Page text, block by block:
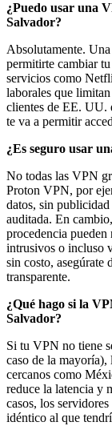
¿Puedo usar una
Salvador?
Absolutamente.
permitirte cambiar
servicios como
laborales que
clientes de EE. UU.
te va a permitir
¿Es seguro usar
No todas las VPN
Proton VPN, por
datos, sin
auditada. En
procedencia
intrusivos o incluso
sin costo, asegúrate
transparente.
¿Qué hago si la
Salvador?
Si tu VPN no tiene
caso de la mayoría),
cercanos como
reduce la latencia y
casos, los
idéntico al que